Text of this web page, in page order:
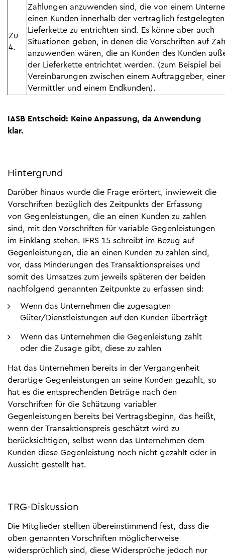
Zu
4.
Zahlungen anzuwenden sind, die von einem
einen Kunden innerhalb der vertraglich festgelegten
Lieferkette zu entrichten sind. Es könne aber auch
Situationen geben, in denen die Vorschriften auf
anzuwenden wären, die an Kunden des Kunden
der Lieferkette entrichtet werden. (zum Beispiel bei
Vereinbarungen zwischen einem Auftraggeber,
Vermittler und einem Endkunden).
IASB Entscheid: Keine Anpassung, da Anwendung
klar.
Hintergrund
Darüber hinaus wurde die Frage erörtert, inwieweit die
Vorschriften bezüglich des Zeitpunkts der Erfassung
von Gegenleistungen, die an einen Kunden zu zahlen
sind, mit den Vorschriften für variable Gegenleistungen
im Einklang stehen. IFRS 15 schreibt im Bezug auf
Gegenleistungen, die an einen Kunden zu zahlen sind,
vor, dass Minderungen des Transaktionspreises und
somit des Umsatzes zum jeweils späteren der beiden
nachfolgend genannten Zeitpunkte zu erfassen sind:
Wenn das Unternehmen die zugesagten
Güter/Dienstleistungen auf den Kunden überträgt
Wenn das Unternehmen die Gegenleistung zahlt
oder die Zusage gibt, diese zu zahlen
Hat das Unternehmen bereits in der Vergangenheit
derartige Gegenleistungen an seine Kunden gezahlt, so
hat es die entsprechenden Beträge nach den
Vorschriften für die Schätzung variabler
Gegenleistungen bereits bei Vertragsbeginn, das heißt,
wenn der Transaktionspreis geschätzt wird zu
berücksichtigen, selbst wenn das Unternehmen dem
Kunden diese Gegenleistung noch nicht gezahlt oder in
Aussicht gestellt hat.
TRG-Diskussion
Die Mitglieder stellten übereinstimmend fest, dass die
oben genannten Vorschriften möglicherweise
widersprüchlich sind, diese Widersprüche jedoch nur